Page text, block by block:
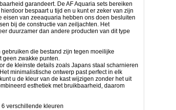
garandeert. De AF Aquaria sets bereiken
bespaart u tijd en u kunt er zeker van zijn
eisen van zeeaquaria hebben ons doen besluiten
bij de constructie van zeiljachten. Het
duurzamer dan andere producten van dit type
die bestand zijn tegen moeilijke
geen zwakke punten.
de kleinste details zoals Japans staal scharnieren
minimalistische ontwerp past perfect in elk
u de kleur van de kast wijzigen zonder het uit
esthetiek met bruikbaarheid, daarom
verschillende kleuren